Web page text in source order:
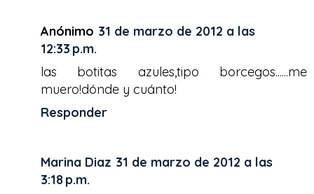
Anónimo 31 de marzo de 2012 a las
12:33 p.m.
las botitas azules,tipo borcegos......me
muero!dónde y cuánto!
Responder
Marina Diaz 31 de marzo de 2012 a las
3:18 p.m.